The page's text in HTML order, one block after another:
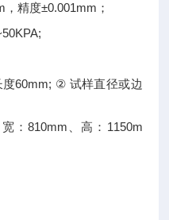
精度±0.001mm；
60mm; ② 试样直径或边
：810mm、高：1150m